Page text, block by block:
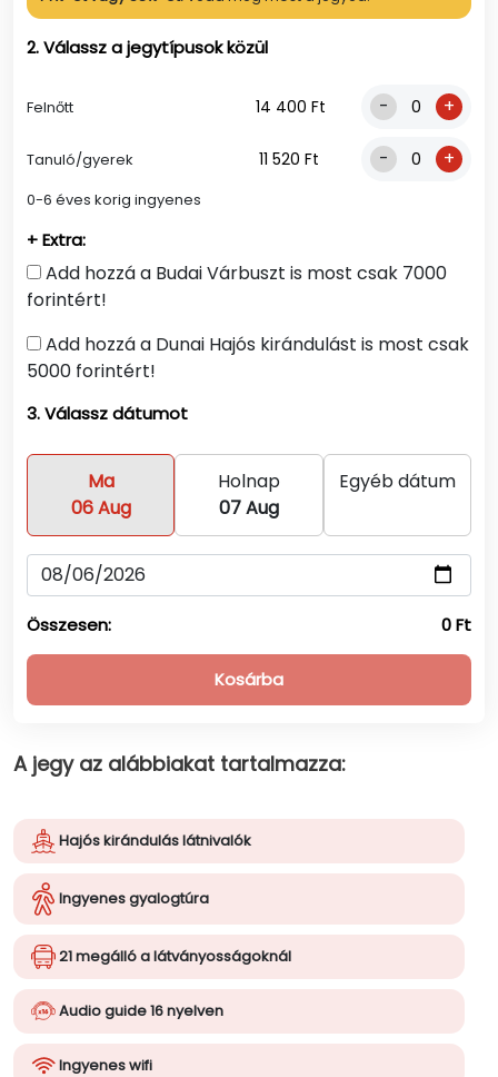
2. Válassz a jegytípusok közül
Felnőtt 14 400 Ft - +
Tanuló/gyerek 11 520 Ft - +
0-6 éves korig ingyenes
+ Extra:
Add hozzá a Budai Várbuszt is most csak 7000
forintért!
Add hozzá a Dunai Hajós kirándulást is most csak
5000 forintért!
3. Válassz dátumot
Ma
06 Aug
Holnap
07 Aug
Egyéb dátum
Összesen: 0 Ft
A jegy az alábbiakat tartalmazza:
Hajós kirándulás látnivalók
Ingyenes gyalogtúra
21 megálló a látványosságoknál
Audio guide 16 nyelven
Ingyenes wifi